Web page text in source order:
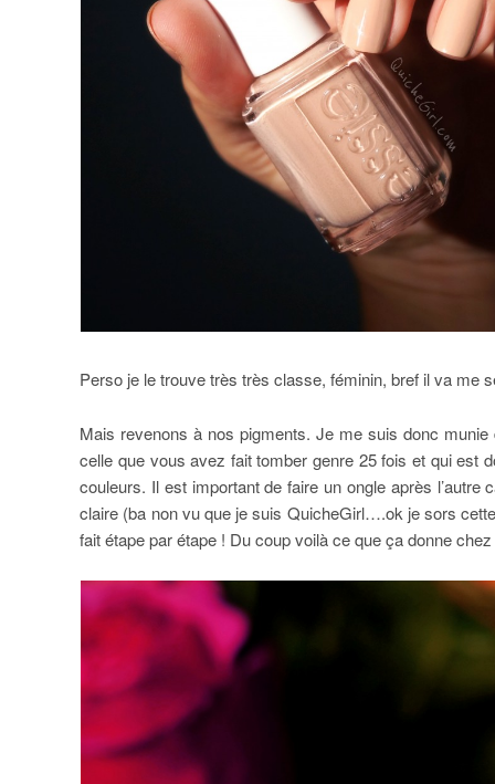
Perso je le trouve très très classe, féminin, bref il va me
Mais revenons à nos pigments. Je me suis donc
celle que vous avez fait tomber genre 25 fois et qui est
couleurs. Il est important de faire un ongle après
claire (ba non vu que je suis QuicheGirl….ok je sors
fait étape par étape ! Du coup voilà ce que ça donne